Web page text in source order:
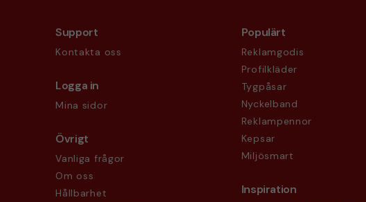
Support
Kontakta oss
Logga in
Mina sidor
Övrigt
Vanliga frågor
Om oss
Hållbarhet
Populärt
Reklamgodis
Profilkläder
Tygpåsar
Nyckelband
Reklampennor
Kepsar
Miljösmart
Inspiration